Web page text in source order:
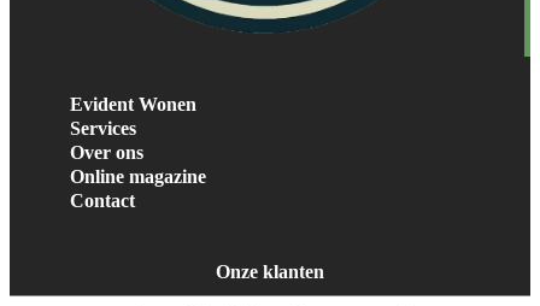
Evident Wonen
Services
Over ons
Online magazine
Contact
Onze klanten